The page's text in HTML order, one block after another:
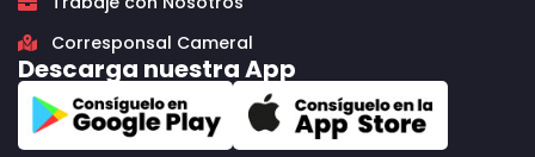
Corresponsal Cameral
Descarga nuestra App